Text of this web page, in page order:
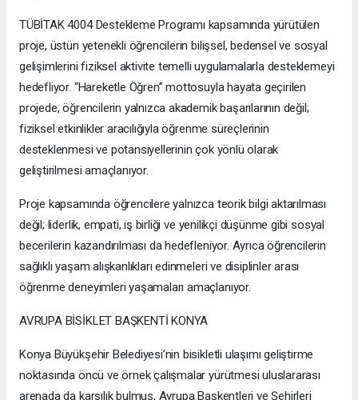
TÜBİTAK 4004 Destekleme Programı kapsamında yürütülen
proje, üstün yetenekli öğrencilerin bilişsel, bedensel ve sosyal
gelişimlerini fiziksel aktivite temelli uygulamalarla desteklemeyi
hedefliyor. “Hareketle Öğren” mottosuyla hayata geçirilen
projede, öğrencilerin yalnızca akademik başarılarının değil;
fiziksel etkinlikler aracılığıyla öğrenme süreçlerinin
desteklenmesi ve potansiyellerinin çok yönlü olarak
geliştirilmesi amaçlanıyor.
Proje kapsamında öğrencilere yalnızca teorik bilgi aktarılması
değil; liderlik, empati, iş birliği ve yenilikçi düşünme gibi sosyal
becerilerin kazandırılması da hedefleniyor. Ayrıca öğrencilerin
sağlıklı yaşam alışkanlıkları edinmeleri ve disiplinler arası
öğrenme deneyimleri yaşamaları amaçlanıyor.
AVRUPA BİSİKLET BAŞKENTİ KONYA
Konya Büyükşehir Belediyesi’nin bisikletli ulaşımı geliştirme
noktasında öncü ve örnek çalışmalar yürütmesi uluslararası
arenada da karşılık bulmuş, Avrupa Başkentleri ve Şehirleri